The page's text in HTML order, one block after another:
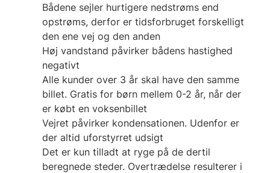
Bådene sejler hurtigere nedstrøms end
opstrøms, derfor er tidsforbruget forskelligt
den ene vej og den anden
Høj vandstand påvirker bådens hastighed
negativt
Alle kunder over 3 år skal have den samme
billet. Gratis for børn mellem 0-2 år, når der
er købt en voksenbillet
Vejret påvirker kondensationen. Udenfor er
der altid uforstyrret udsigt
Det er kun tilladt at ryge på de dertil
beregnede steder. Overtrædelse resulterer i